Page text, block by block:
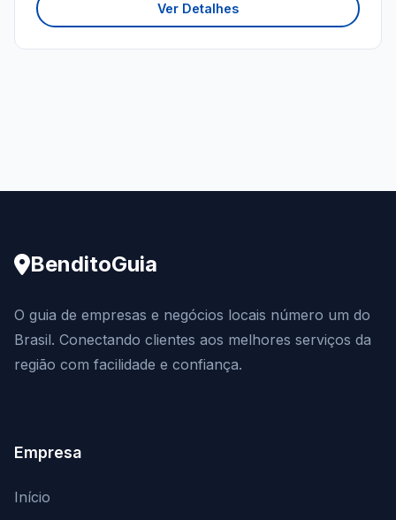
Ver Detalhes
BenditoGuia
O guia de empresas e negócios locais número um do
Brasil. Conectando clientes aos melhores serviços da
região com facilidade e confiança.
Empresa
Início